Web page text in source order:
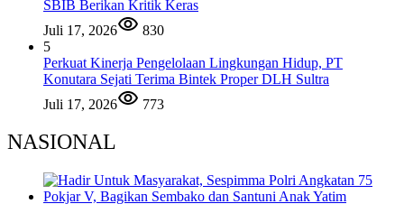
SBIB Berikan Kritik Keras
Juli 17, 2026
830
5
Perkuat Kinerja Pengelolaan Lingkungan Hidup, PT
Konutara Sejati Terima Bintek Proper DLH Sultra
Juli 17, 2026
773
NASIONAL